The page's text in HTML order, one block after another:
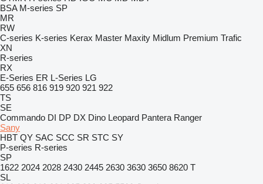
BSA M-series SP
MR
RW
C-series K-series Kerax Master Maxity Midlum Premium Trafic
XN
R-series
RX
E-Series ER L-Series LG
655 656 816 919 920 921 922
TS
SE
Commando DI DP DX Dino Leopard Pantera Ranger
Sany
HBT QY SAC SCC SR STC SY
P-series R-series
SP
1622 2024 2028 2430 2445 2630 3630 3650 8620 T
SL